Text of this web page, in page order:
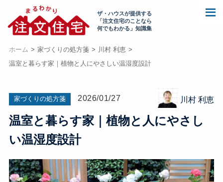
ザ・ハウスが提供する
「注文住宅のことなら
何でもわかる」知識集
ホーム 家づくりの処方箋
川村 利恵
温室と暮らす家｜植物と人にやさしい温湿度設計
家づくりの処方箋 2026/01/27 川村 利恵
温室と暮らす家｜植物と人にやさし
い温湿度設計